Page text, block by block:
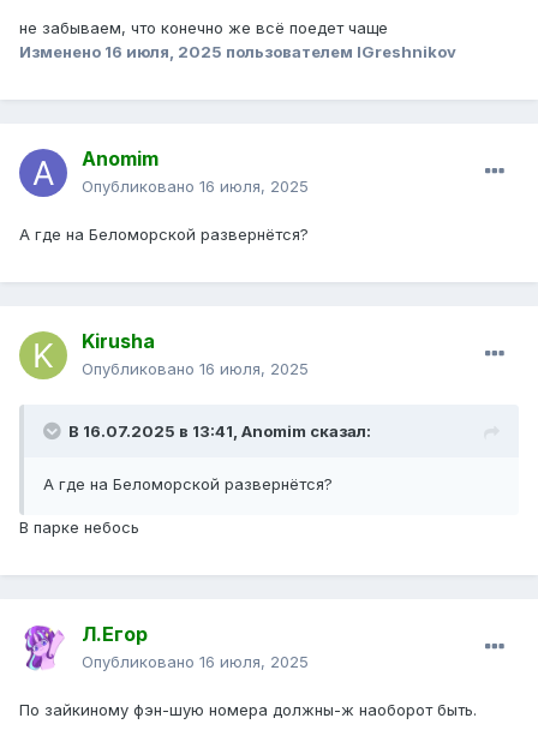
не забываем, что конечно же всё поедет чаще
Изменено 16 июля, 2025 пользователем IGreshnikov
Anomim
Опубликовано 16 июля, 2025
А где на Беломорской развернётся?
Kirusha
Опубликовано 16 июля, 2025
В 16.07.2025 в 13:41, Anomim сказал:
А где на Беломорской развернётся?
В парке небось
Л.Егор
Опубликовано 16 июля, 2025
По зайкиному фэн-шую номера должны-ж наоборот быть.